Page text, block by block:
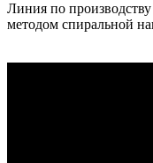
Линия по
методом спиральной